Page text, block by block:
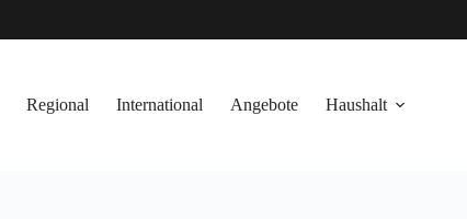
Regional International Angebote Haushalt